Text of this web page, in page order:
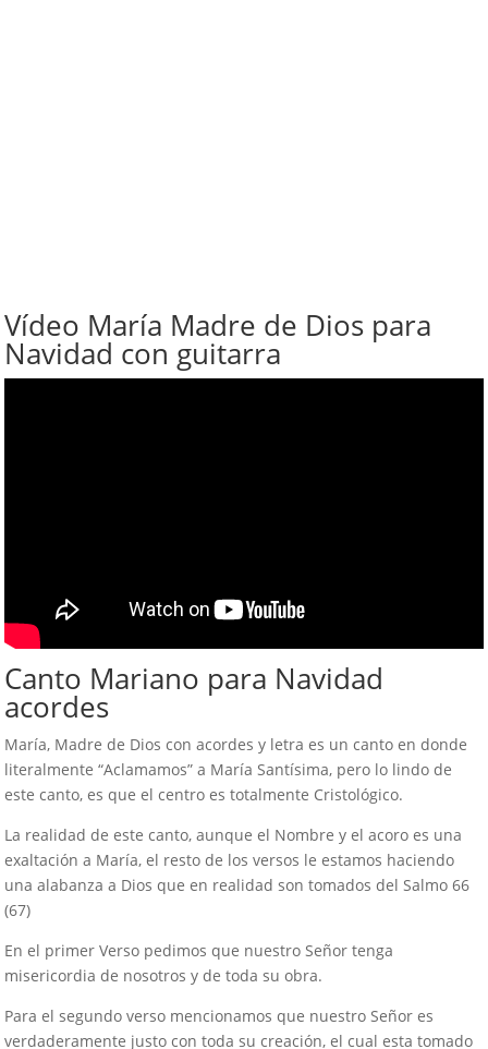
Vídeo María Madre de Dios para
Navidad con guitarra
Canto Mariano para Navidad
acordes
María, Madre de Dios con acordes y letra es un canto en donde
literalmente “Aclamamos” a María Santísima, pero lo lindo de
este canto, es que el centro es totalmente Cristológico.
La realidad de este canto, aunque el Nombre y el acoro es una
exaltación a María, el resto de los versos le estamos haciendo
una alabanza a Dios que en realidad son tomados del Salmo 66
(67)
En el primer Verso pedimos que nuestro Señor tenga
misericordia de nosotros y de toda su obra.
Para el segundo verso mencionamos que nuestro Señor es
verdaderamente justo con toda su creación, el cual esta tomado